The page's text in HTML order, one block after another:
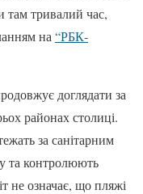
там тривалий час,
на “РБК-
доглядати за
районах столиці.
за санітарним
та контролюють
не означає, що пляжі